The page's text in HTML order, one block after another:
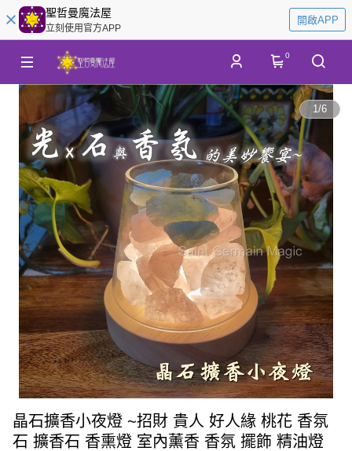
聖哲曼魔法屋
立刻使用官方APP
開啟APP
0
1/6
晶石擴香小夜燈 ~招財 貴人 好人緣 桃花 香氛
石 擴香石 香熏燈 室內薰香 香氛 擺飾 精油燈